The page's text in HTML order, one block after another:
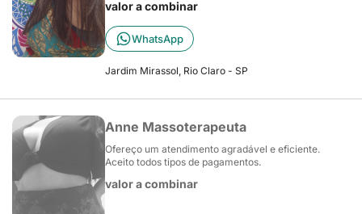
valor a combinar
WhatsApp
Jardim Mirassol, Rio Claro - SP
Anne Massoterapeuta
Ofereço um atendimento agradável e eficiente.
Aceito todos tipos de pagamentos.
valor a combinar